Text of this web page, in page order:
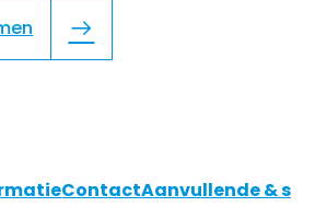
ContactAanvullende &